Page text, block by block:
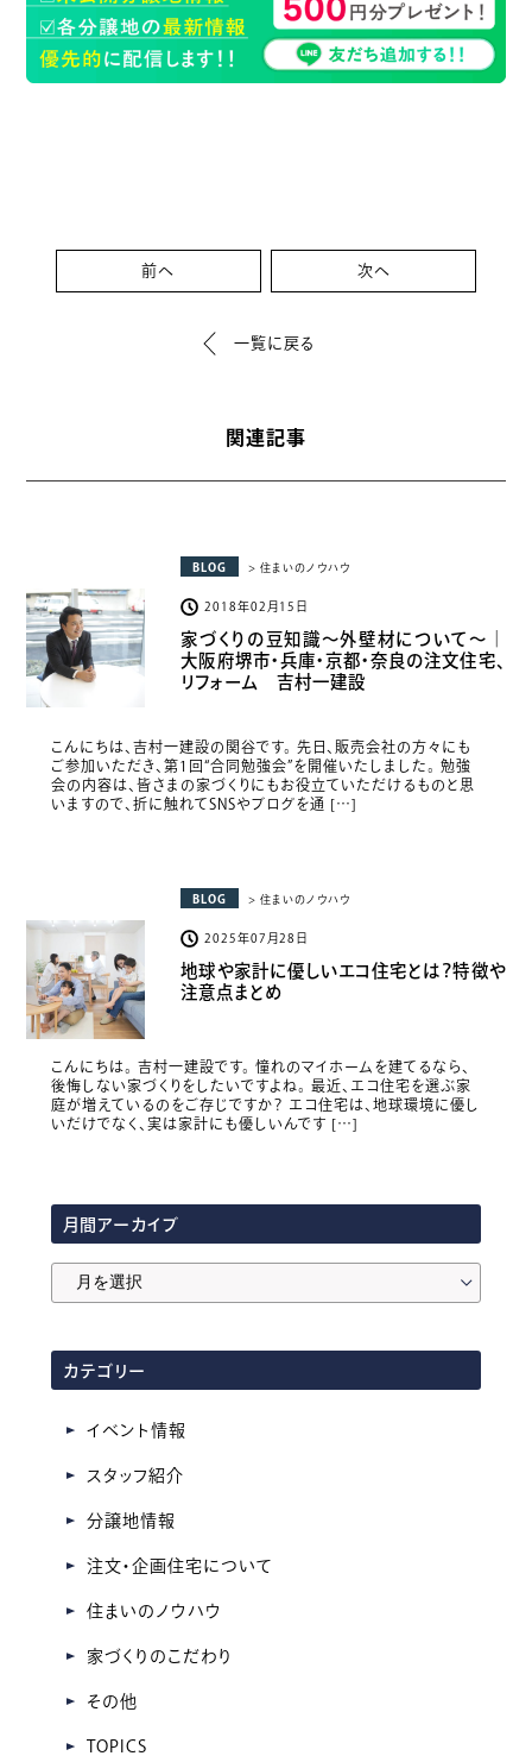
前へ 次へ
一覧に戻る
関連記事
BLOG > 住まいのノウハウ
2018年02月15日
家づくりの豆知識〜外壁材について〜｜
大阪府堺市・兵庫・京都・奈良の注文住宅、
リフォーム 吉村一建設
こんにちは、吉村一建設の関谷です。 先日、販売会社の方々にも
ご参加いただき、第1回“合同勉強会”を開催いたしました。 勉強
会の内容は、皆さまの家づくりにもお役立ていただけるものと思
いますので、折に触れてSNSやブログを通 […]
BLOG > 住まいのノウハウ
2025年07月28日
地球や家計に優しいエコ住宅とは？特徴や
注意点まとめ
こんにちは。 吉村一建設です。 憧れのマイホームを建てるなら、
後悔しない家づくりをしたいですよね。 最近、エコ住宅を選ぶ家
庭が増えているのをご存じですか？ エコ住宅は、地球環境に優し
いだけでなく、実は家計にも優しいんです […]
月間アーカイブ
ア
ー
カ
イ
カテゴリー
イベント情報
スタッフ紹介
分譲地情報
注文・企画住宅について
住まいのノウハウ
家づくりのこだわり
その他
TOPICS